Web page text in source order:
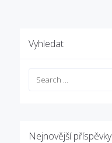
Vyhledat
Nejnovější příspěvky